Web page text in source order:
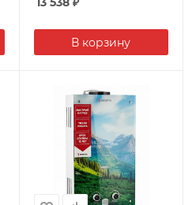
В корзину